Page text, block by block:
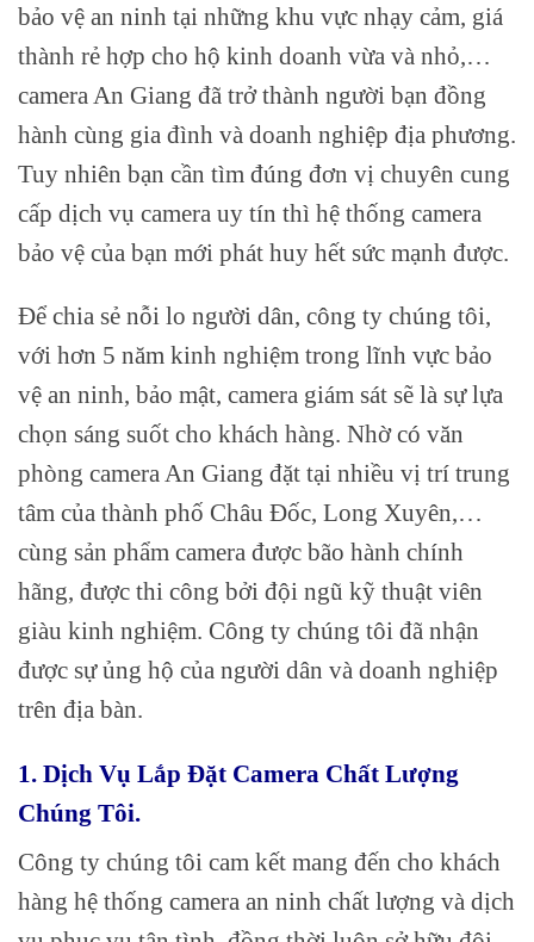
bảo vệ an ninh tại những khu vực nhạy cảm, giá
thành rẻ hợp cho hộ kinh doanh vừa và nhỏ,…
camera An Giang đã trở thành người bạn đồng
hành cùng gia đình và doanh nghiệp địa phương.
Tuy nhiên bạn cần tìm đúng đơn vị chuyên cung
cấp dịch vụ camera uy tín thì hệ thống camera
bảo vệ của bạn mới phát huy hết sức mạnh được.
Để chia sẻ nỗi lo người dân, công ty chúng tôi,
với hơn 5 năm kinh nghiệm trong lĩnh vực bảo
vệ an ninh, bảo mật, camera giám sát sẽ là sự lựa
chọn sáng suốt cho khách hàng. Nhờ có văn
phòng camera An Giang đặt tại nhiều vị trí trung
tâm của thành phố Châu Đốc, Long Xuyên,…
cùng sản phẩm camera được bão hành chính
hãng, được thi công bởi đội ngũ kỹ thuật viên
giàu kinh nghiệm. Công ty chúng tôi đã nhận
được sự ủng hộ của người dân và doanh nghiệp
trên địa bàn.
1. Dịch Vụ Lắp Đặt Camera Chất Lượng
Chúng Tôi.
Công ty chúng tôi cam kết mang đến cho khách
hàng hệ thống camera an ninh chất lượng và dịch